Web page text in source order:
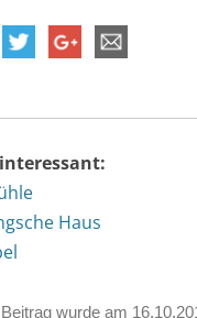
Haus
wurde am